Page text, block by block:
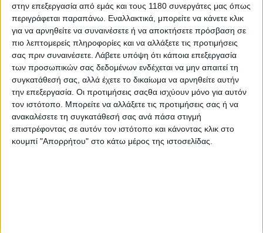
στην επεξεργασία από εμάς και τους 1180 συνεργάτες μας όπως
περιγράφεται παραπάνω. Εναλλακτικά, μπορείτε να κάνετε κλικ
για να αρνηθείτε να συναινέσετε ή να αποκτήσετε πρόσβαση σε
πιο λεπτομερείς πληροφορίες και να αλλάξετε τις προτιμήσεις
σας πριν συναινέσετε. Λάβετε υπόψη ότι κάποια επεξεργασία
των προσωπικών σας δεδομένων ενδέχεται να μην απαιτεί τη
συγκατάθεσή σας, αλλά έχετε το δικαίωμα να αρνηθείτε αυτήν
την επεξεργασία. Οι προτιμήσεις σαςθα ισχύουν μόνο για αυτόν
τον ιστότοπο. Μπορείτε να αλλάξετε τις προτιμήσεις σας ή να
ανακαλέσετε τη συγκατάθεσή σας ανά πάσα στιγμή
επιστρέφοντας σε αυτόν τον ιστότοπο και κάνοντας κλικ στο
κουμπί "Απορρήτου" στο κάτω μέρος της ιστοσελίδας.
Royal Enfield One Ride 2025 - Και στην Ελλάδα στις
21 Σεπτεμβρίου το παγκόσμιο event της RE
Το One Ride, η παγκόσμια βόλτα της Royal Enfield θα
πραγματοποιηθεί και φέτος, στις 21 Σεπτεμβρίου, με την
Ελλάδα να είναι ανάμεσα στις 60 χώρες που θα συμμετέχουν
στο event. Η Royal Enfield Hellas...
Επικαιρότητα
Royal Enfield One Ride 2024 - Το παγκόσμιο event
της RE που έγινε και στην Ελλάδα [Φωτογραφίες]
Με επιτυχία πραγματοποιήθηκε το Royal Enfield One Ride, η